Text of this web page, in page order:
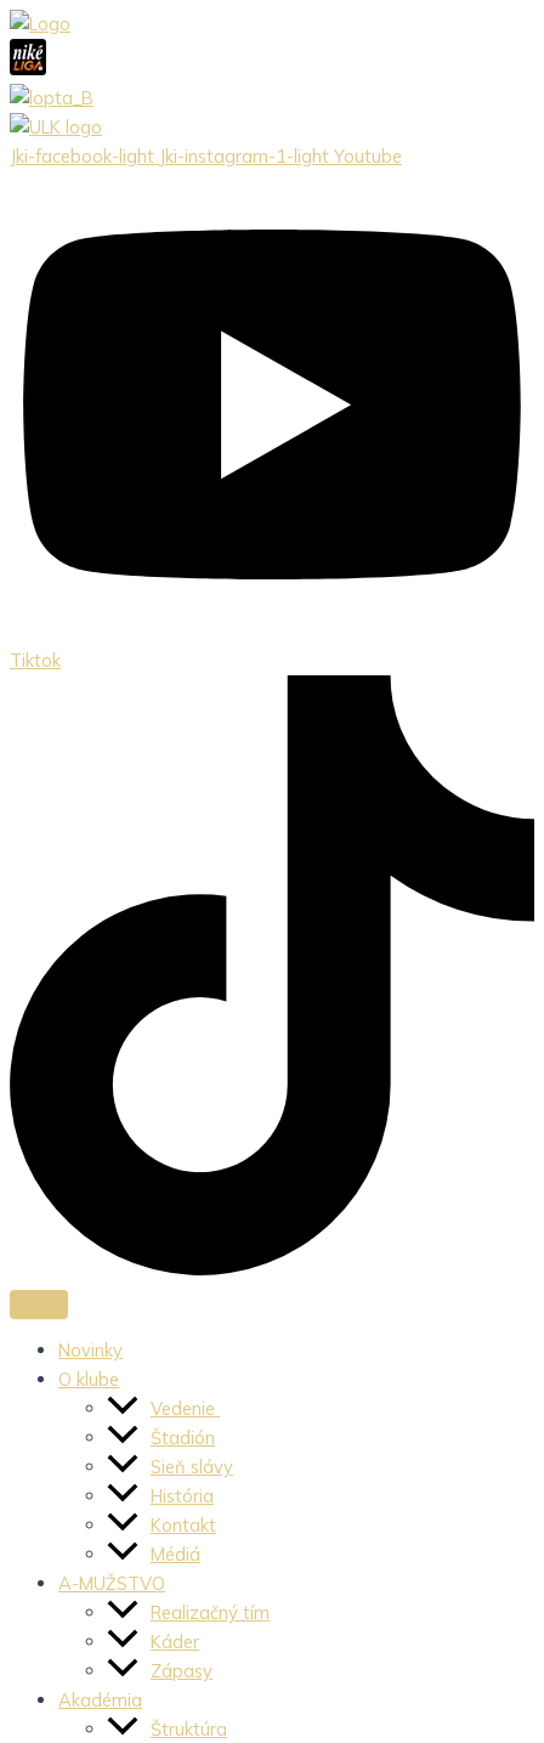
Preskočiť
na
obsah
Jki-facebook-light Jki-instagram-1-light Youtube
Tiktok
Novinky
O klube
Vedenie
Štadión
Sieň slávy
História
Kontakt
Médiá
A-MUŽSTVO
Realizačný tím
Káder
Zápasy
Akadémia
Štruktúra